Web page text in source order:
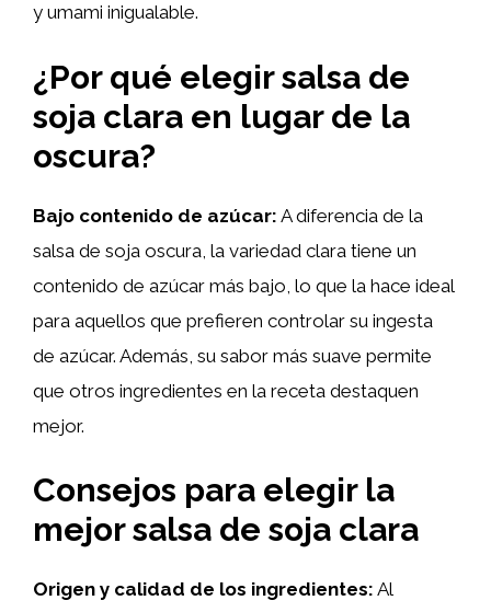
y umami inigualable.
¿Por qué elegir salsa de
soja clara en lugar de la
oscura?
Bajo contenido de azúcar: A diferencia de la
salsa de soja oscura, la variedad clara tiene un
contenido de azúcar más bajo, lo que la hace ideal
para aquellos que prefieren controlar su ingesta
de azúcar. Además, su sabor más suave permite
que otros ingredientes en la receta destaquen
mejor.
Consejos para elegir la
mejor salsa de soja clara
Origen y calidad de los ingredientes: Al